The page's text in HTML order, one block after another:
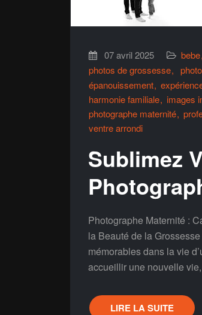
07 avril 2025 bebe
photos de grossesse
épanouissement
harmonie familiale
images
photographe maternité
ventre arrondi
Sublimez
Photographe Maternité :
la Beauté de la
mémorables dans la vie
accueillir une nouvelle
LIRE LA SUITE